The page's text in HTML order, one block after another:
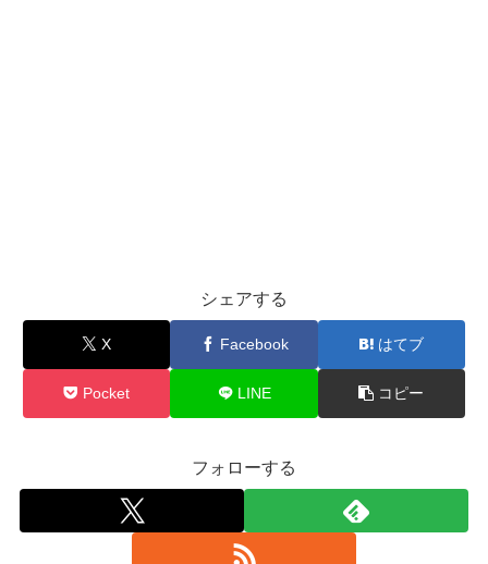
シェアする
X Facebook はてブ
Pocket LINE コピー
フォローする